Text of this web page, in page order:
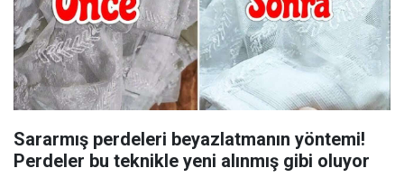
Sararmış perdeleri beyazlatmanın yöntemi!
Perdeler bu teknikle yeni alınmış gibi oluyor